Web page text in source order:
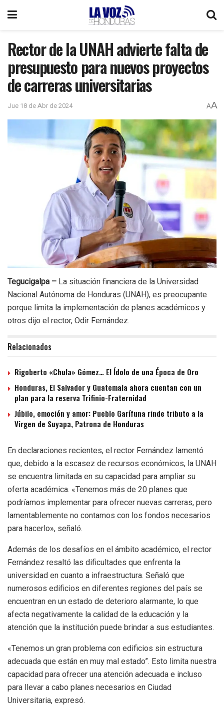
Rector de la UNAH advierte falta de
presupuesto para nuevos proyectos
de carreras universitarias
Jue 18 de Abr de 2024 AA
Tegucigalpa – La situación financiera de la Universidad
Nacional Autónoma de Honduras (UNAH), es preocupante
porque limita la implementación de planes académicos y
otros dijo el rector, Odir Fernández.
Relacionados
Rigoberto «Chula» Gómez… El Ídolo de una Época de Oro
Honduras, El Salvador y Guatemala ahora cuentan con un
plan para la reserva Trifinio-Fraternidad
Júbilo, emoción y amor: Pueblo Garífuna rinde tributo a la
Virgen de Suyapa, Patrona de Honduras
En declaraciones recientes, el rector Fernández lamentó
que, debido a la escasez de recursos económicos, la UNAH
se encuentra limitada en su capacidad para ampliar su
oferta académica. «Tenemos más de 20 planes que
podríamos implementar para ofrecer nuevas carreras, pero
lamentablemente no contamos con los fondos necesarios
para hacerlo», señaló.
Además de los desafíos en el ámbito académico, el rector
Fernández resaltó las dificultades que enfrenta la
universidad en cuanto a infraestructura. Señaló que
numerosos edificios en diferentes regiones del país se
encuentran en un estado de deterioro alarmante, lo que
afecta negativamente la calidad de la educación y la
atención que la institución puede brindar a sus estudiantes.
«Tenemos un gran problema con edificios sin estructura
adecuada que están en muy mal estado”. Esto limita nuestra
capacidad para ofrecer una atención adecuada e incluso
para llevar a cabo planes necesarios en Ciudad
Universitaria, expresó.